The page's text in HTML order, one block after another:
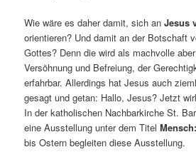
Wie wäre es daher damit, sich anJesus
orientieren? Und damit an der Botschaft
Gottes? Denn die wird als machvolle
Versöhnung und Befreiung, der
erfahrbar. Allerdings hat Jesus auch
gesagt und getan: Hallo, Jesus? Jetzt
In der katholischen Nachbarkirche St.
eine Ausstellung unter dem Titel
bis Ostern begleiten diese Ausstellung.